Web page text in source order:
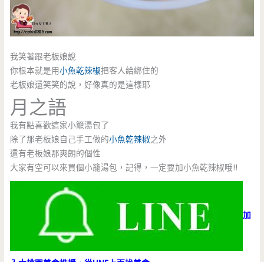
我笑著跟老板娘說
你根本就是用小魚乾辣椒把客人給綁住的
老板娘還笑笑的說，好像真的是這樣耶
月之語
我有點喜歡這家小籠湯包了
除了那老板娘自己手工做的小魚乾辣椒之外
還有老板娘那爽朗的個性
大家有空可以來買個小籠湯包，記得，一定要加小魚乾辣椒哦!!
加